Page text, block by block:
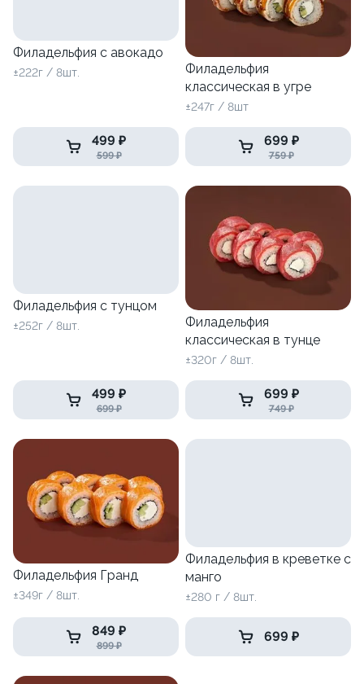
Филадельфия с авокадо
±222г / 8шт.
499 ₽
599 ₽
Филадельфия
классическая в угре
±247г / 8шт
699 ₽
759 ₽
Филадельфия с тунцом
±252г / 8шт.
499 ₽
699 ₽
Филадельфия
классическая в тунце
±320г / 8шт.
699 ₽
749 ₽
Филадельфия Гранд
±349г / 8шт.
849 ₽
899 ₽
Филадельфия в креветке с
манго
±280 г / 8шт.
699 ₽